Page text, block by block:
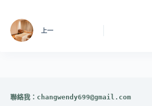
上一
聯絡我： changwendy699@gmail.com